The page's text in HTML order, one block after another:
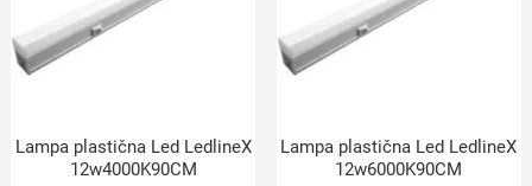
Lampa plastična Led LedlineX
12w4000K90CM
Lampa plastična Led LedlineX
12w6000K90CM